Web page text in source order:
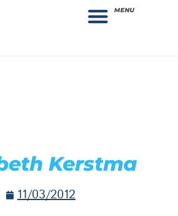
MENU
Kerstma
11/03/2012